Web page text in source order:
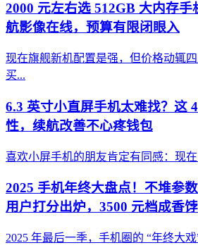
2000 元左右选 512GB 大内存手
航影像在线，预算有限闭眼入
现在旗舰新机配置是强，但价格动辄
买...
6.3 英寸小直屏手机太难找？这
性，续航改善不心疼钱包
喜欢小屏手机的朋友肯定有同感：现
2025 手机年终大盘点！不堆参
用户打分出炉，3500 元档成香
2025 年最后一季，手机圈的 “年终大